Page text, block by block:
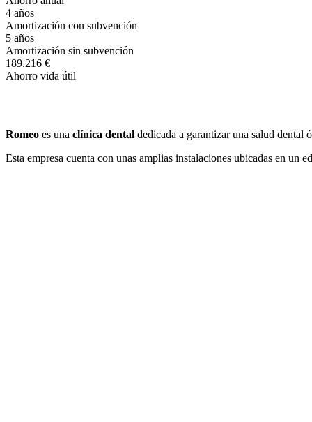
4 años
Amortización con subvención
5 años
Amortización sin subvención
189.216 €
Ahorro vida útil
Romeo es una clínica dental dedicada a garantizar una salud dental
Esta empresa cuenta con unas amplias instalaciones ubicadas en